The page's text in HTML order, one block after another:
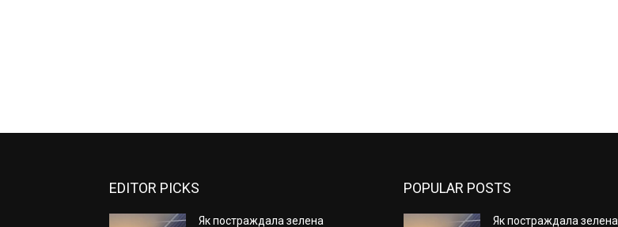
EDITOR PICKS
Як постраждала зелена
POPULAR POSTS
Як постраждала зелена